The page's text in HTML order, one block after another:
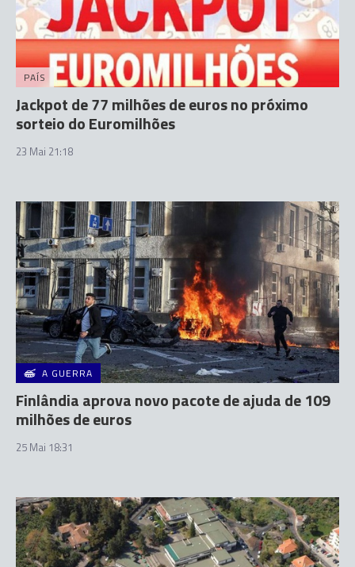
PAÍS
Jackpot de 77 milhões de euros no próximo
sorteio do Euromilhões
23 Mai 21:18
A GUERRA
Finlândia aprova novo pacote de ajuda de 109
milhões de euros
25 Mai 18:31